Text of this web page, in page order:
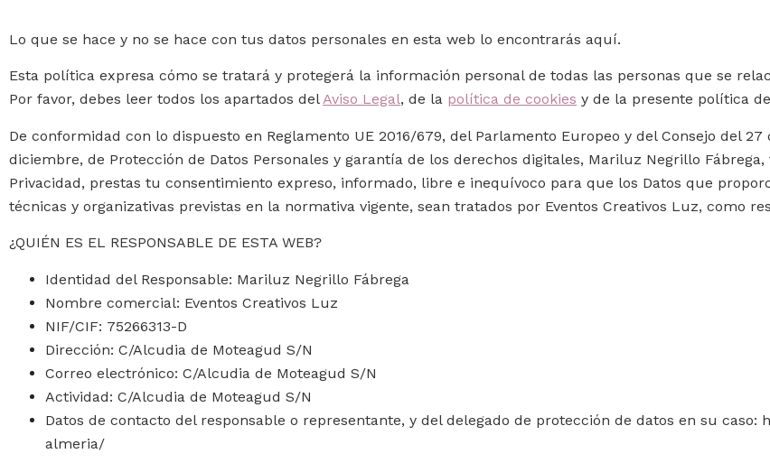
Lo que se hace y no se hace con tus datos personales en esta web lo encontrarás aquí.
Esta política expresa cómo se tratará y protegerá la información personal de todas las personas que se
Por favor, debes leer todos los apartados delAviso Legal, de la política de cookies y de la presente política
De conformidad con lo dispuesto en Reglamento UE 2016/679, del Parlamento Europeo y del Consejo del 27
diciembre, de Protección de Datos Personales y garantía de los derechos digitales, Mariluz Negrillo
Privacidad, prestas tu consentimiento expreso, informado, libre e inequívoco para que los Datos que
técnicas y organizativas previstas en la normativa vigente, sean tratados por Eventos Creativos Luz, como
¿QUIÉN ES EL RESPONSABLE DE ESTA WEB?
Identidad del Responsable: Mariluz Negrillo Fábrega
Nombre comercial: Eventos Creativos Luz
NIF/CIF: 75266313-D
Dirección: C/Alcudia de Moteagud S/N
Correo electrónico: C/Alcudia de Moteagud S/N
Actividad: C/Alcudia de Moteagud S/N
Datos de contacto del responsable o representante, y del delegado de protección de datos en su caso:
almeria/